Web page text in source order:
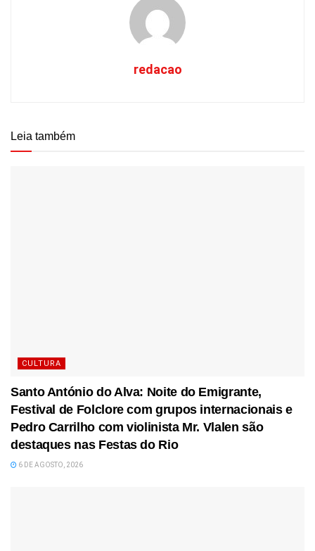
redacao
Leia também
CULTURA
Santo António do Alva: Noite do Emigrante,
Festival de Folclore com grupos internacionais e
Pedro Carrilho com violinista Mr. Vlalen são
destaques nas Festas do Rio
6 DE AGOSTO, 2026